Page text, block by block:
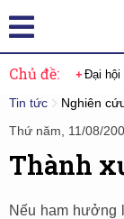
Chủ đề: Đại hội
Tin tức
Nghiên
Thứ năm, 11/08/
Thành
Nếu ham hưởng